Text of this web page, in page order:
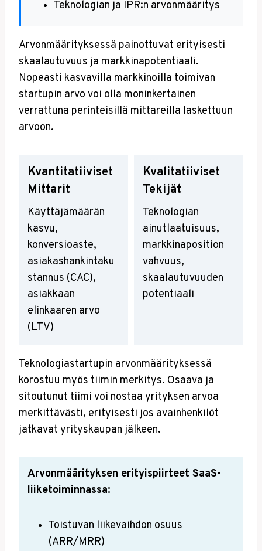
Teknologian ja IPR:n arvonmääritys
Arvonmäärityksessä painottuvat erityisesti
skaalautuvuus ja markkinapotentiaali.
Nopeasti kasvavilla markkinoilla toimivan
startupin arvo voi olla moninkertainen
verrattuna perinteisillä mittareilla laskettuun
arvoon.
Kvantitatiiviset
Mittarit
Käyttäjämäärän
kasvu,
konversioaste,
asiakashankintaku
stannus (CAC),
asiakkaan
elinkaaren arvo
(LTV)
Kvalitatiiviset
Tekijät
Teknologian
ainutlaatuisuus,
markkinaposition
vahvuus,
skaalautuvuuden
potentiaali
Teknologiastartupin arvonmäärityksessä
korostuu myös tiimin merkitys. Osaava ja
sitoutunut tiimi voi nostaa yrityksen arvoa
merkittävästi, erityisesti jos avainhenkilöt
jatkavat yrityskaupan jälkeen.
Arvonmäärityksen erityispiirteet SaaS-
liiketoiminnassa:
Toistuvan liikevaihdon osuus
(ARR/MRR)